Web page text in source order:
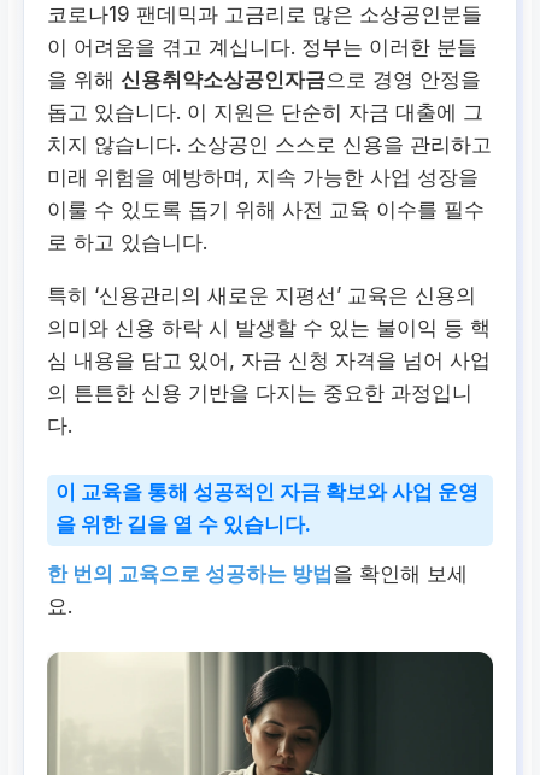
코로나19 팬데믹과 고금리로 많은 소상공인분들
이 어려움을 겪고 계십니다. 정부는 이러한 분들
을 위해신용취약소상공인자금으로 경영 안정을
돕고 있습니다. 이 지원은 단순히 자금 대출에 그
치지 않습니다. 소상공인 스스로 신용을 관리하고
미래 위험을 예방하며, 지속 가능한 사업 성장을
이룰 수 있도록 돕기 위해 사전 교육 이수를 필수
로 하고 있습니다.
특히 ‘신용관리의 새로운 지평선’ 교육은 신용의
의미와 신용 하락 시 발생할 수 있는 불이익 등 핵
심 내용을 담고 있어, 자금 신청 자격을 넘어 사업
의 튼튼한 신용 기반을 다지는 중요한 과정입니
다.
이 교육을 통해 성공적인 자금 확보와 사업 운영
을 위한 길을 열 수 있습니다.
한 번의 교육으로 성공하는 방법을 확인해 보세
요.